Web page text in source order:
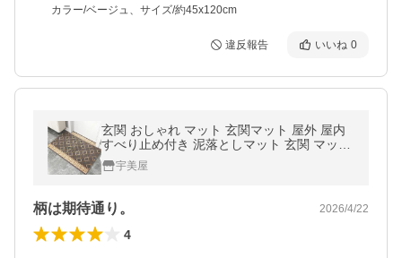
カラー/ベージュ、サイズ/約45x120cm
違反報告 いいね 0
玄関 おしゃれ マット 玄関マット 屋外 屋内
すべり止め付き 泥落としマット 玄関 マット
泥落とし 洗える エントランスマット 外 屋外
用 室内 室外
宇美屋
柄は期待通り。 2026/4/22
4